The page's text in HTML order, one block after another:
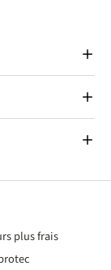
plus frais